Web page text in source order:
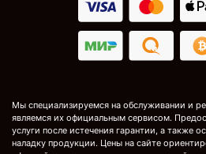
Мы специализируемся на обслуживании и
являемся их официальным сервисом.
услуги после истечения гарантии, а также
наладку продукции. Цены на сайте